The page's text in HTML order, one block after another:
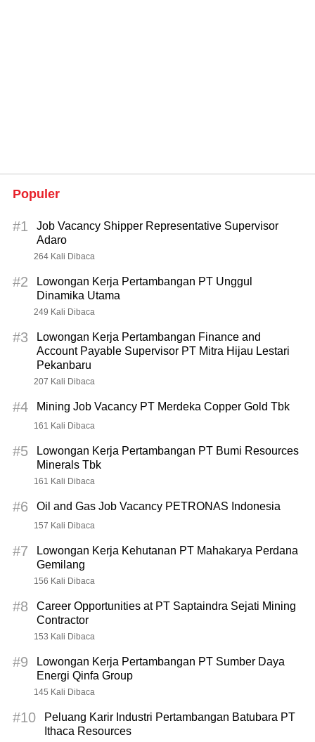
Populer
#1
Job Vacancy Shipper Representative Supervisor
Adaro
264 Kali Dibaca
#2
Lowongan Kerja Pertambangan PT Unggul
Dinamika Utama
249 Kali Dibaca
#3
Lowongan Kerja Pertambangan Finance and
Account Payable Supervisor PT Mitra Hijau Lestari
Pekanbaru
207 Kali Dibaca
#4 Mining Job Vacancy PT Merdeka Copper Gold Tbk
161 Kali Dibaca
#5
Lowongan Kerja Pertambangan PT Bumi Resources
Minerals Tbk
161 Kali Dibaca
#6 Oil and Gas Job Vacancy PETRONAS Indonesia
157 Kali Dibaca
#7
Lowongan Kerja Kehutanan PT Mahakarya Perdana
Gemilang
156 Kali Dibaca
#8
Career Opportunities at PT Saptaindra Sejati Mining
Contractor
153 Kali Dibaca
#9
Lowongan Kerja Pertambangan PT Sumber Daya
Energi Qinfa Group
145 Kali Dibaca
#10
Peluang Karir Industri Pertambangan Batubara PT
Ithaca Resources